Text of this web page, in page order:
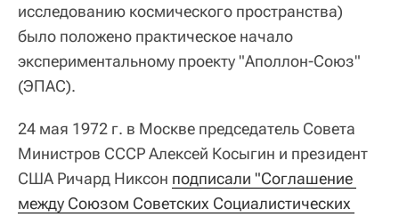
исследованию космического пространства)
было положено практическое начало
экспериментальному проекту "Аполлон-Союз"
(ЭПАС).
24 мая 1972 г. в Москве председатель Совета
Министров СССР Алексей Косыгин и президент
США Ричард Никсон подписали "Соглашение
между Союзом Советских Социалистических